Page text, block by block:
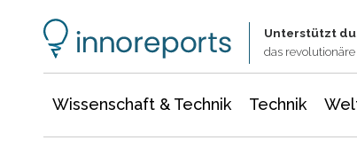
Unterstützt
das
Wissenschaft & Technik Technik